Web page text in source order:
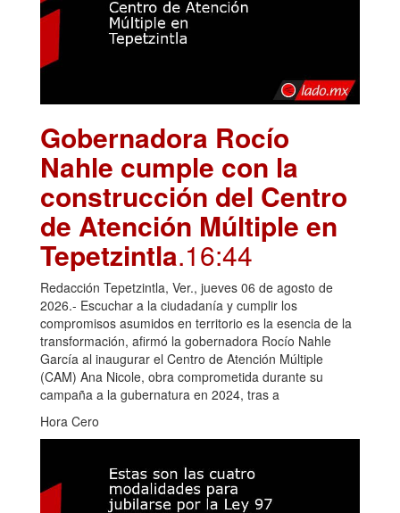
Gobernadora Rocío
Nahle cumple con la
construcción del Centro
de Atención Múltiple en
Tepetzintla.16:44
Redacción Tepetzintla, Ver., jueves 06 de agosto de
2026.- Escuchar a la ciudadanía y cumplir los
compromisos asumidos en territorio es la esencia de la
transformación, afirmó la gobernadora Rocío Nahle
García al inaugurar el Centro de Atención Múltiple
(CAM) Ana Nicole, obra comprometida durante su
campaña a la gubernatura en 2024, tras a
Hora Cero